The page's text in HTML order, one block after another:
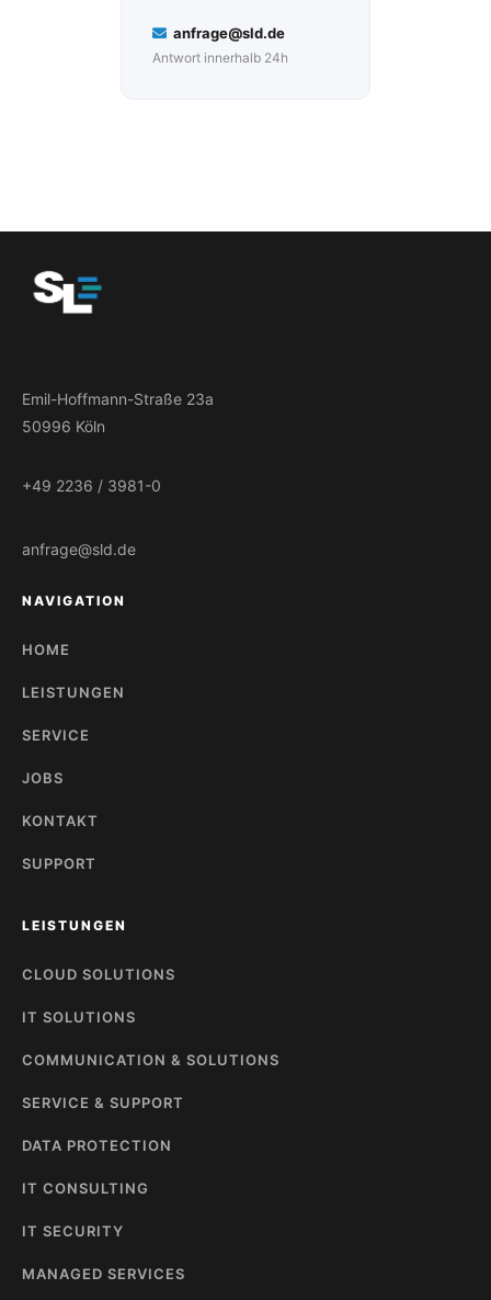
anfrage@sld.de
Antwort innerhalb 24h
Emil-Hoffmann-Straße 23a
50996 Köln
+49 2236 / 3981-0
anfrage@sld.de
NAVIGATION
HOME
LEISTUNGEN
SERVICE
JOBS
KONTAKT
SUPPORT
LEISTUNGEN
CLOUD SOLUTIONS
IT SOLUTIONS
COMMUNICATION & SOLUTIONS
SERVICE & SUPPORT
DATA PROTECTION
IT CONSULTING
IT SECURITY
MANAGED SERVICES